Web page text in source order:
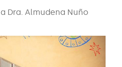
Dra. Almudena Nuño